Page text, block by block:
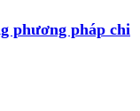
phương pháp chi